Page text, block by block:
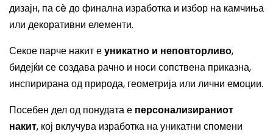
дизајн, па сè до финална изработка и избор на камчиња
или декоративни елементи.
Секое парче накит еуникатно и неповторливо,
бидејќи се создава рачно и носи сопствена приказна,
инспирирана од природа, геометрија или лични емоции.
Посебен дел од понудата е персонализираниот
накит, кој вклучува изработка на уникатни спомени